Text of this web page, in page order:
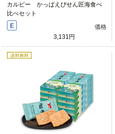
カルビー かっぱえびせん匠海食べ
比べセット
価格
3,131円